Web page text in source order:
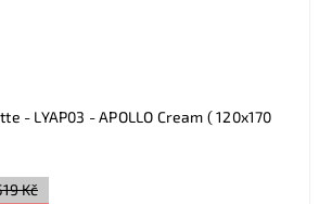
- LYAP03 - APOLLO Cream ( 120x170
Kč